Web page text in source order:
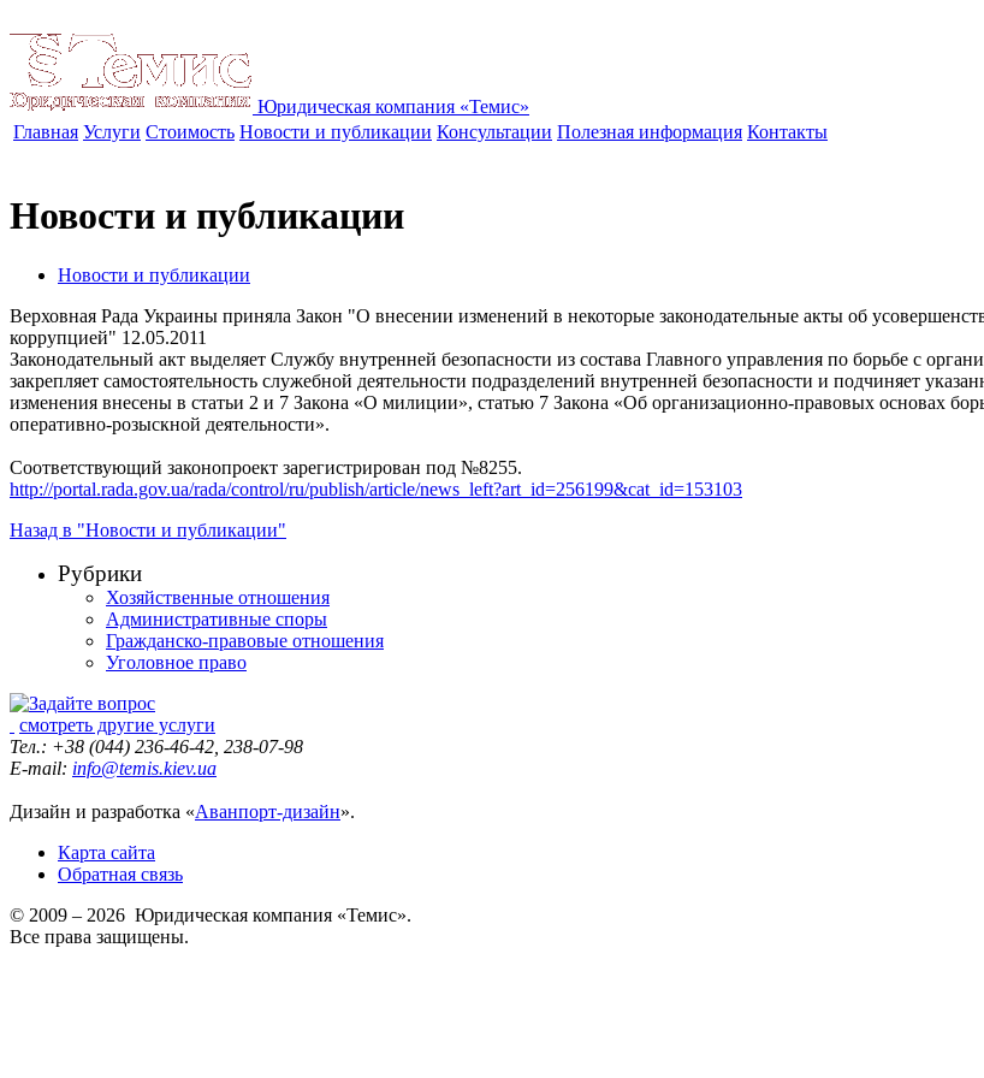
Юридическая компания «Темис»
Главная Услуги Стоимость Новости и публикации Консультации Полезная информация Контакты
Новости и публикации
Новости и публикации
Верховная Рада Украины приняла Закон "О внесении изменений в некоторые законодательные акты об
коррупцией" 12.05.2011
Законодательный акт выделяет Службу внутренней безопасности из состава Главного управления по борьбе с
закрепляет самостоятельность служебной деятельности подразделений внутренней безопасности и подчиняет
изменения внесены в статьи 2 и 7 Закона «О милиции», статью 7 Закона «Об организационно-правовых основах
оперативно-розыскной деятельности».
Соответствующий законопроект зарегистрирован под №8255.
http://portal.rada.gov.ua/rada/control/ru/publish/article/news_left?art_id=256199&cat_id=153103
Назад в "Новости и публикации"
Рубрики
Хозяйственные отношения
Административные споры
Гражданско-правовые отношения
Уголовное право
смотреть другие услуги
Тел.: +38 (044) 236-46-42, 238-07-98
E-mail: info@temis.kiev.ua
Дизайн и разработка «Аванпорт-дизайн».
Карта сайта
Обратная связь
© 2009 – 2026 Юридическая компания «Темис».
Все права защищены.